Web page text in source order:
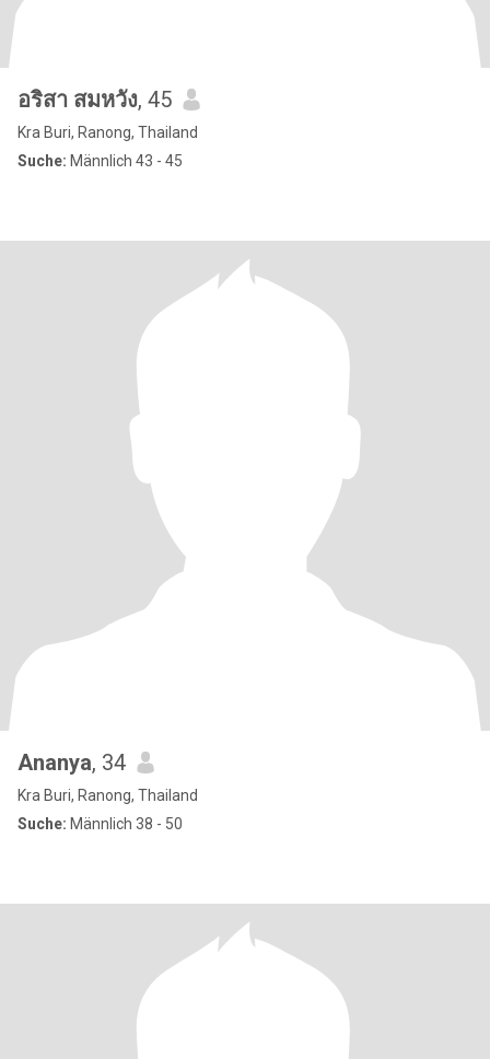
อริสา สมหวัง, 45
Kra Buri, Ranong, Thailand
Suche: Männlich 43 - 45
Ananya, 34
Kra Buri, Ranong, Thailand
Suche: Männlich 38 - 50